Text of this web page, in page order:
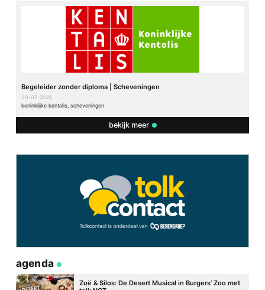
Begeleider zonder diploma | Scheveningen
30-07-2026
koninklijke kentalis, scheveningen
bekijk meer
agenda
Zoë & Silos: De Desert Musical in Burgers’ Zoo met